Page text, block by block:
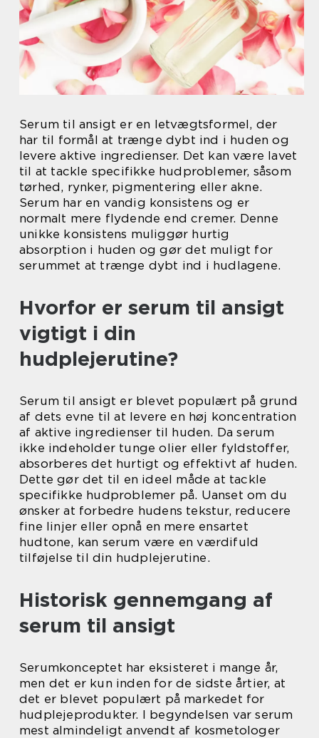
Serum til ansigt er en letvægtsformel, der
har til formål at trænge dybt ind i huden og
levere aktive ingredienser. Det kan være lavet
til at tackle specifikke hudproblemer, såsom
tørhed, rynker, pigmentering eller akne.
Serum har en vandig konsistens og er
normalt mere flydende end cremer. Denne
unikke konsistens muliggør hurtig
absorption i huden og gør det muligt for
serummet at trænge dybt ind i hudlagene.
Hvorfor er serum til ansigt
vigtigt i din
hudplejerutine?
Serum til ansigt er blevet populært på grund
af dets evne til at levere en høj koncentration
af aktive ingredienser til huden. Da serum
ikke indeholder tunge olier eller fyldstoffer,
absorberes det hurtigt og effektivt af huden.
Dette gør det til en ideel måde at tackle
specifikke hudproblemer på. Uanset om du
ønsker at forbedre hudens tekstur, reducere
fine linjer eller opnå en mere ensartet
hudtone, kan serum være en værdifuld
tilføjelse til din hudplejerutine.
Historisk gennemgang af
serum til ansigt
Serumkonceptet har eksisteret i mange år,
men det er kun inden for de sidste årtier, at
det er blevet populært på markedet for
hudplejeprodukter. I begyndelsen var serum
mest almindeligt anvendt af kosmetologer